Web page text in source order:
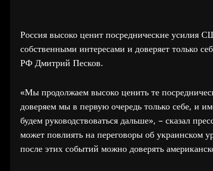
Россия высоко ценит посреднические усилия
собственными интересами и доверяет только
РФ Дмитрий Песков.
«Мы продолжаем высоко ценить те
доверяем мы в первую очередь только себе, и
будем руководствоваться дальше», – сказал
может повлиять на переговоры об украинском
после этих событий можно доверять